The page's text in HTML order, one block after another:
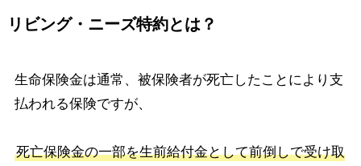
リビング・ニーズ特約とは？
生命保険金は通常、被保険者が死亡したことにより支
払われる保険ですが、
死亡保険金の一部を生前給付金として前倒しで受け取